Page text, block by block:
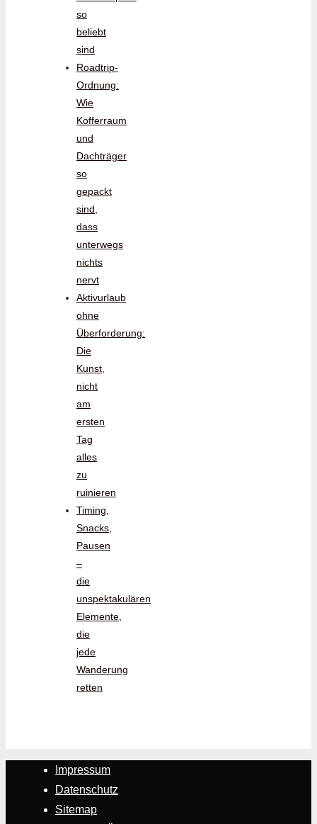
so
beliebt
sind
Roadtrip-
Ordnung:
Wie
Kofferraum
und
Dachträger
so
gepackt
sind,
dass
unterwegs
nichts
nervt
Aktivurlaub
ohne
Überforderung:
Die
Kunst,
nicht
am
ersten
Tag
alles
zu
ruinieren
Timing,
Snacks,
Pausen
–
die
unspektakulären
Elemente,
die
jede
Wanderung
retten
Impressum
Datenschutz
Sitemap